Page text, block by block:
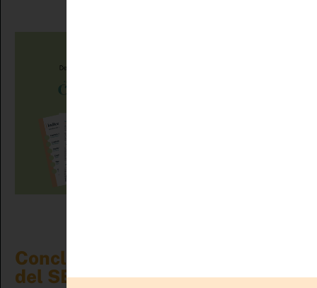
Conclusión: Aprovecha el Poder
del SEO en Pinterest